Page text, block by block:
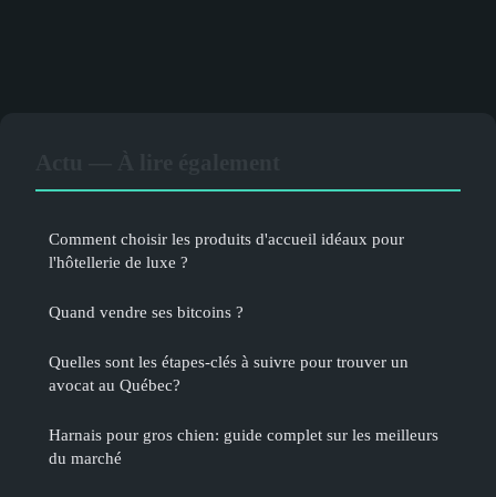
Comment choisir les produits d'accueil idéaux pour
l'hôtellerie de luxe ?
Quand vendre ses bitcoins ?
Quelles sont les étapes-clés à suivre pour trouver un
avocat au Québec?
Harnais pour gros chien: guide complet sur les meilleurs
du marché